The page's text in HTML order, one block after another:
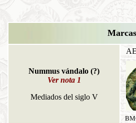
Nummus vándalo (?)
Ver nota 1
Mediados del siglo V